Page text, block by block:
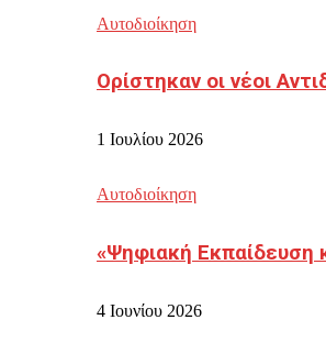
Αυτοδιοίκηση
Ορίστηκαν οι νέοι
1 Ιουλίου 2026
Αυτοδιοίκηση
«Ψηφιακή Εκπαίδευση
4 Ιουνίου 2026